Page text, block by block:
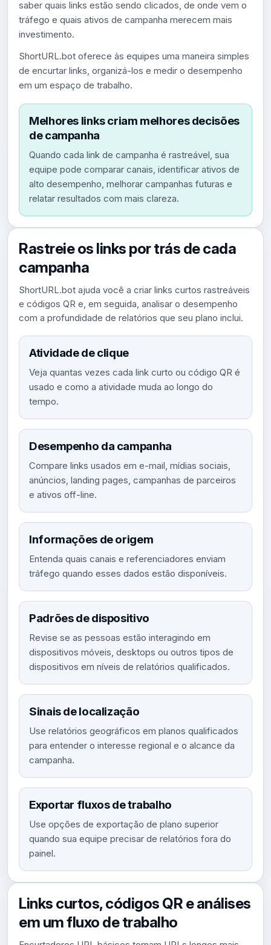
saber quais links estão sendo clicados, de onde vem o
tráfego e quais ativos de campanha merecem mais
investimento.
ShortURL.bot oferece às equipes uma maneira simples
de encurtar links, organizá-los e medir o desempenho
em um espaço de trabalho.
Melhores links criam melhores decisões
de campanha
Quando cada link de campanha é rastreável, sua
equipe pode comparar canais, identificar ativos de
alto desempenho, melhorar campanhas futuras e
relatar resultados com mais clareza.
Rastreie os links por trás de cada
campanha
ShortURL.bot ajuda você a criar links curtos rastreáveis ​​
e códigos QR e, em seguida, analisar o desempenho
com a profundidade de relatórios que seu plano inclui.
Atividade de clique
Veja quantas vezes cada link curto ou código QR é
usado e como a atividade muda ao longo do
tempo.
Desempenho da campanha
Compare links usados em e-mail, mídias sociais,
anúncios, landing pages, campanhas de parceiros
e ativos off-line.
Informações de origem
Entenda quais canais e referenciadores enviam
tráfego quando esses dados estão disponíveis.
Padrões de dispositivo
Revise se as pessoas estão interagindo em
dispositivos móveis, desktops ou outros tipos de
dispositivos em níveis de relatórios qualificados.
Sinais de localização
Use relatórios geográficos em planos qualificados
para entender o interesse regional e o alcance da
campanha.
Exportar fluxos de trabalho
Use opções de exportação de plano superior
quando sua equipe precisar de relatórios fora do
painel.
Links curtos, códigos QR e análises
em um fluxo de trabalho